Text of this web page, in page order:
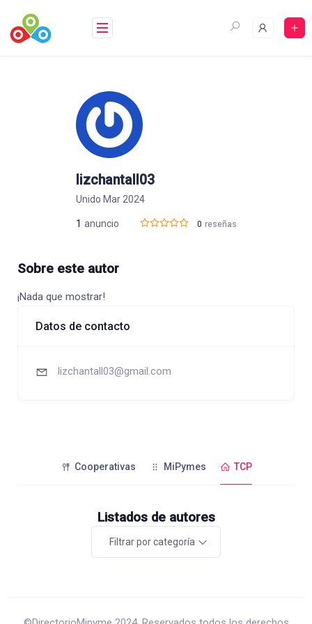
contenido
lizchantall03
Unido Mar 2024
1 anuncio 0 reseñas
Sobre este autor
¡Nada que mostrar!
Datos de contacto
lizchantall03@gmail.com
Cooperativas MiPymes TCP
Listados de autores
Filtrar por categoría